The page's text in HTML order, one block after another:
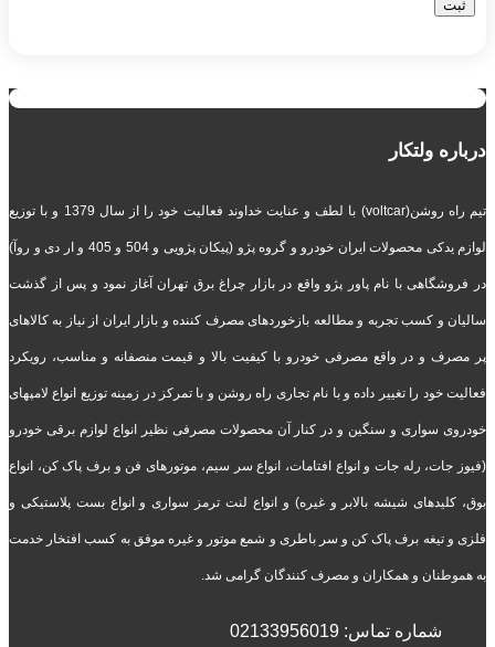
درباره ولتکار
تیم راه روشن(voltcar) با لطف و عنایت خداوند فعالیت خود را از سال 1379 و با توزیع
لوازم یدکی محصولات ایران خودرو و گروه پژو (پیکان پژویی و 504 و 405 و ار دی و روآ)
در فروشگاهی با نام پاور پژو واقع در بازار چراغ برق تهران آغاز نمود و پس از گذشت
سالیان و کسب تجربه و مطالعه بازخوردهای مصرف کننده و بازار ایران از نیاز به کالاهای
پر مصرف و در واقع مصرفی خودرو با کیفیت بالا و قیمت منصفانه و مناسب، رویکرد
فعالیت خود را تغییر داده و با نام تجاری راه روشن و با تمرکز در زمینه توزیع انواع لامپهای
خودروی سواری و سنگین و در کنار آن محصولات مصرفی نظیر انواع لوازم برقی خودرو
(فیوز جات، رله جات و انواع افتامات، انواع سر سیم، موتورهای فن و برف پاک کن، انواع
بوق، کلیدهای شیشه بالابر و غیره) و انواع لنت ترمز سواری و انواع بست پلاستیکی و
فلزی و تیغه برف پاک کن و سر باطری و شمع موتور و غیره موفق به کسب افتخار خدمت
به هموطنان و همکاران و مصرف کنندگان گرامی شد.
شماره تماس: 02133956019